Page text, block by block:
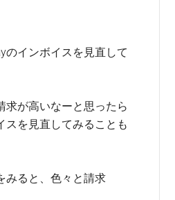
のインボイスを見直して
求が高いなーと思ったら
スを見直してみることも
みると、色々と請求